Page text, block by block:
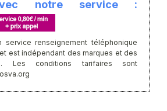
notre service :
service renseignement téléphonique
et est indépendant des marques et des
Les conditions tarifaires sont